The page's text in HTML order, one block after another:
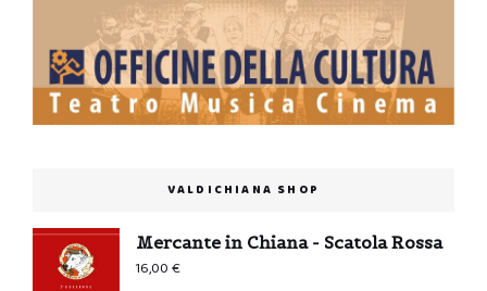
VALDICHIANA SHOP
Mercante in Chiana - Scatola Rossa
16,00€